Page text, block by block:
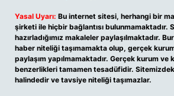
Yasal Uyarı: Bu internet sitesi, herhangi bir
şirketi ile hiçbir bağlantısı bulunmamaktadır.
hazırladığımız makaleler paylaşılmaktadır.
haber niteliği taşımamakta olup, gerçek
paylaşım yapılmamaktadır. Gerçek kurum ve
benzerlikleri tamamen tesadüfidir.
halindedir ve tavsiye niteliği taşımazlar.